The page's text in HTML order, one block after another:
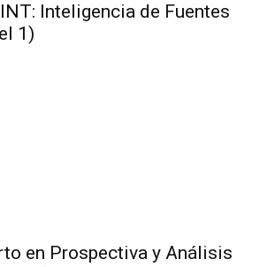
Inteligencia de Fuentes
1)
en Prospectiva y Análisis